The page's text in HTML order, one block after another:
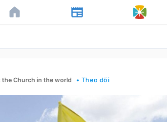
Church in the world • Theo dõi